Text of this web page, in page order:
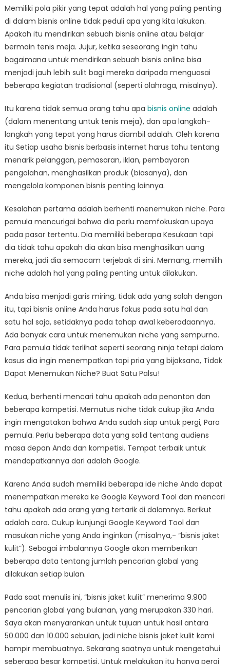
Untuk
Memulai
Bisnis
Memiliki pola pikir yang tepat adalah hal yang paling penting
di dalam bisnis online tidak peduli apa yang kita lakukan.
Apakah itu mendirikan sebuah bisnis online atau belajar
bermain tenis meja. Jujur, ketika seseorang ingin tahu
bagaimana untuk mendirikan sebuah bisnis online bisa
menjadi jauh lebih sulit bagi mereka daripada menguasai
beberapa kegiatan tradisional (seperti olahraga, misalnya).
Itu karena tidak semua orang tahu apa bisnis online adalah
(dalam menentang untuk tenis meja), dan apa langkah-
langkah yang tepat yang harus diambil adalah. Oleh karena
itu Setiap usaha bisnis berbasis internet harus tahu tentang
menarik pelanggan, pemasaran, iklan, pembayaran
pengolahan, menghasilkan produk (biasanya), dan
mengelola komponen bisnis penting lainnya.
Kesalahan pertama adalah berhenti menemukan niche. Para
pemula mencurigai bahwa dia perlu memfokuskan upaya
pada pasar tertentu. Dia memiliki beberapa Kesukaan tapi
dia tidak tahu apakah dia akan bisa menghasilkan uang
mereka, jadi dia semacam terjebak di sini. Memang, memilih
niche adalah hal yang paling penting untuk dilakukan.
Anda bisa menjadi garis miring, tidak ada yang salah dengan
itu, tapi bisnis online Anda harus fokus pada satu hal dan
satu hal saja, setidaknya pada tahap awal keberadaannya.
Ada banyak cara untuk menemukan niche yang sempurna.
Para pemula tidak terlihat seperti seorang ninja tetapi dalam
kasus dia ingin menempatkan topi pria yang bijaksana, Tidak
Dapat Menemukan Niche? Buat Satu Palsu!
Kedua, berhenti mencari tahu apakah ada penonton dan
beberapa kompetisi. Memutus niche tidak cukup jika Anda
ingin mengatakan bahwa Anda sudah siap untuk pergi, Para
pemula. Perlu beberapa data yang solid tentang audiens
masa depan Anda dan kompetisi. Tempat terbaik untuk
mendapatkannya dari adalah Google.
Karena Anda sudah memiliki beberapa ide niche Anda dapat
menempatkan mereka ke Google Keyword Tool dan mencari
tahu apakah ada orang yang tertarik di dalamnya. Berikut
adalah cara. Cukup kunjungi Google Keyword Tool dan
masukan niche yang Anda inginkan (misalnya,- “bisnis jaket
kulit”). Sebagai imbalannya Google akan memberikan
beberapa data tentang jumlah pencarian global yang
dilakukan setiap bulan.
Pada saat menulis ini, “bisnis jaket kulit” menerima 9.900
pencarian global yang bulanan, yang merupakan 330 hari.
Saya akan menyarankan untuk tujuan untuk hasil antara
50.000 dan 10.000 sebulan, jadi niche bisnis jaket kulit kami
hampir membuatnya. Sekarang saatnya untuk mengetahui
seberapa besar kompetisi. Untuk melakukan itu hanya pergi